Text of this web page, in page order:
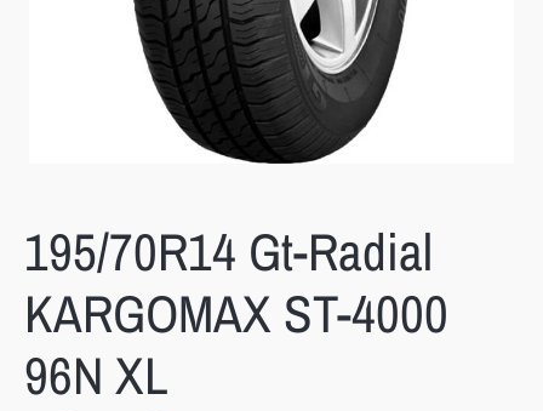
195/70R14 Gt-Radial
KARGOMAX ST-4000
96N XL